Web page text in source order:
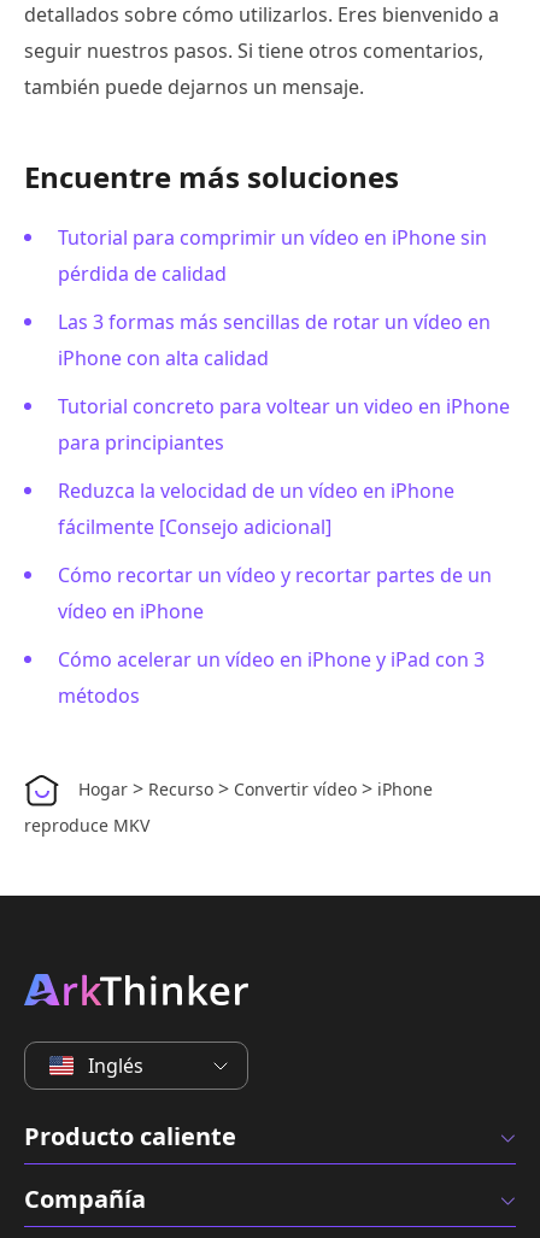
detallados sobre cómo utilizarlos. Eres bienvenido a
seguir nuestros pasos. Si tiene otros comentarios,
también puede dejarnos un mensaje.
Encuentre más soluciones
Tutorial para comprimir un vídeo en iPhone sin
pérdida de calidad
Las 3 formas más sencillas de rotar un vídeo en
iPhone con alta calidad
Tutorial concreto para voltear un video en iPhone
para principiantes
Reduzca la velocidad de un vídeo en iPhone
fácilmente [Consejo adicional]
Cómo recortar un vídeo y recortar partes de un
vídeo en iPhone
Cómo acelerar un vídeo en iPhone y iPad con 3
métodos
Hogar > Recurso > Convertir vídeo > iPhone
reproduce MKV
Inglés
Producto caliente
Compañía